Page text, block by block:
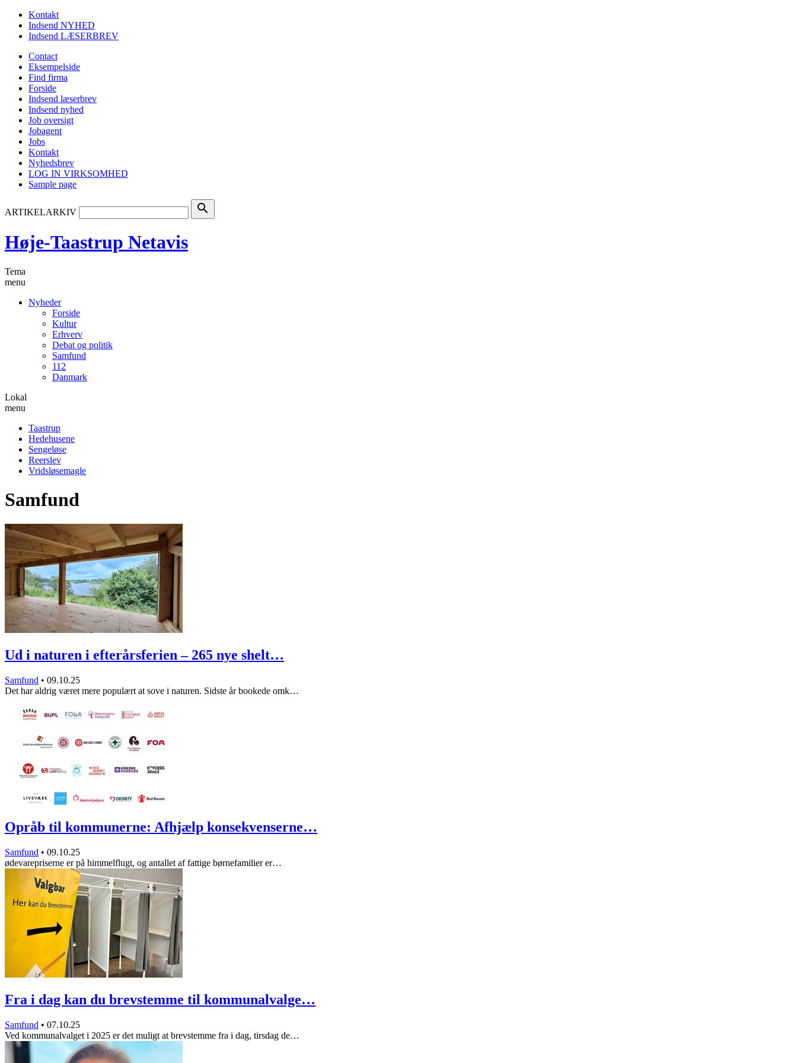
Kontakt
Indsend NYHED
Indsend LÆSERBREV
Contact
Eksempelside
Find firma
Forside
Indsend læserbrev
Indsend nyhed
Job oversigt
Jobagent
Jobs
Kontakt
Nyhedsbrev
LOG IN VIRKSOMHED
Sample page
ARTIKELARKIV search
Høje-Taastrup Netavis
Tema
menu
Nyheder
Forside
Kultur
Erhverv
Debat og politik
Samfund
112
Danmark
Lokal
menu
Taastrup
Hedehusene
Sengeløse
Reerslev
Vridsløsemagle
Samfund
Ud i naturen i efterårsferien – 265 nye shelt…
Samfund • 09.10.25
Det har aldrig været mere populært at sove i naturen. Sidste år bookede omk…
Opråb til kommunerne: Afhjælp konsekvenserne…
Samfund • 09.10.25
ødevarepriserne er på himmelflugt, og antallet af fattige børnefamilier er…
Fra i dag kan du brevstemme til kommunalvalge…
Samfund • 07.10.25
Ved kommunalvalget i 2025 er det muligt at brevstemme fra i dag, tirsdag de…